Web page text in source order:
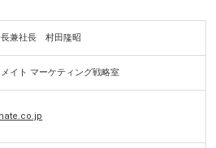
長兼社長 村田隆昭
イト マーケティング戦略室